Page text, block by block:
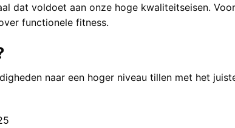
dat voldoet aan onze hoge kwaliteitseisen.
functionele fitness.
naar een hoger niveau tillen met het